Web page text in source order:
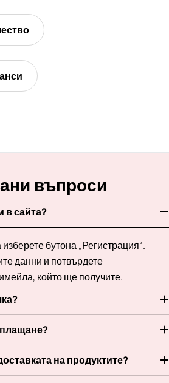
въпроси
в сайта?
бутона „Регистрация“.
данни и потвърдете
който ще получите.
плащане?
на продуктите?